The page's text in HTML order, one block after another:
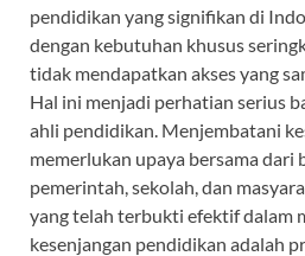
pendidikan yang signifikan di
dengan kebutuhan khusus
tidak mendapatkan akses yang
Hal ini menjadi perhatian serius
ahli pendidikan. Menjembatani
memerlukan upaya bersama dari
pemerintah, sekolah, dan
yang telah terbukti efektif dalam
kesenjangan pendidikan adalah